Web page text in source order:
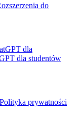
do
dla
dla studentów
Polityka prywatności